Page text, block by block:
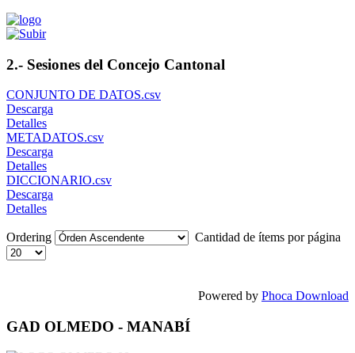
2.- Sesiones del Concejo Cantonal
CONJUNTO DE DATOS.csv
Descarga
Detalles
METADATOS.csv
Descarga
Detalles
DICCIONARIO.csv
Descarga
Detalles
Ordering Cantidad de ítems por página
Powered by Phoca Download
GAD OLMEDO - MANABÍ